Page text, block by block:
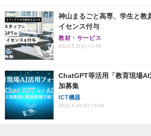
神山まるごと高専、学生と教
イセンス付与
教材・サービス
2023.5.2(火) 11:45
ChatGPT等活用「教育現場
加募集
ICT機器
2023.4.26(水) 13:45